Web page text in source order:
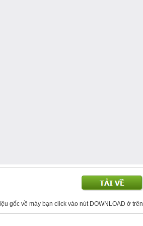
gốc về máy bạn click vào nút DOWNLOAD ở trên